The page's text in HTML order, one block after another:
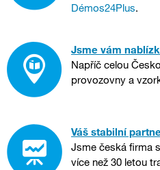
Démos24Plus.
Jsme vám
Napříč celou
provozovny a
Váš stabilní
Jsme česká firma
více než 30 letou